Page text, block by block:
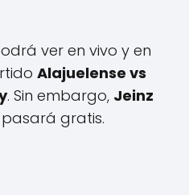
ver en vivo y en
Alajuelense vs
. Sin embargo, Jeinz
gratis.